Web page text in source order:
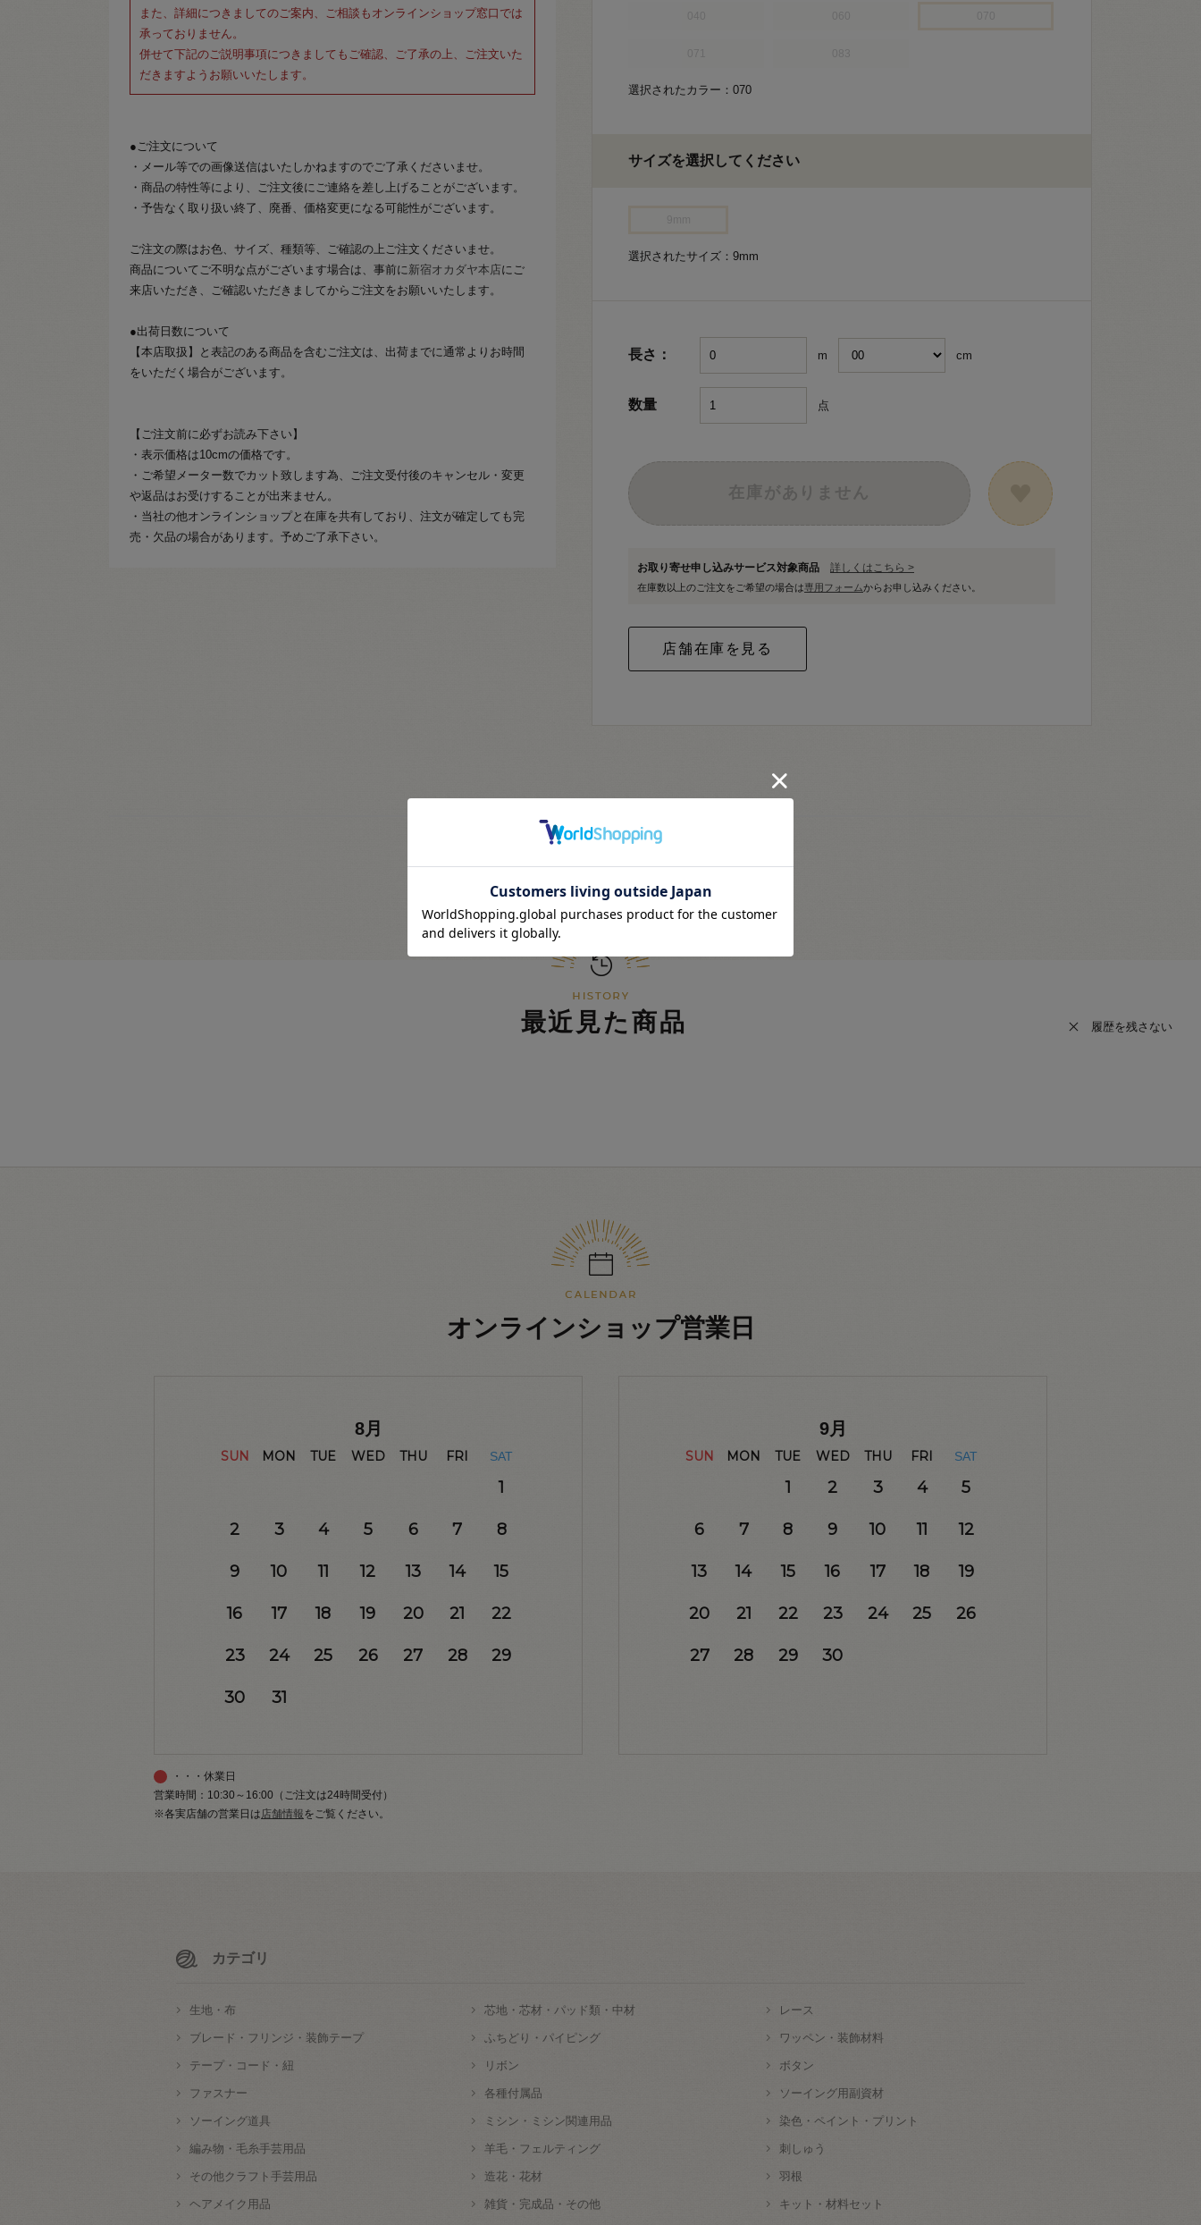
また、詳細につきましてのご案内、ご相談もオンラインショップ窓口では
承っておりません。
併せて下記のご説明事項につきましてもご確認、ご了承の上、ご注文いた
だきますようお願いいたします。
●ご注文について
・メール等での画像送信はいたしかねますのでご了承くださいませ。
・商品の特性等により、ご注文後にご連絡を差し上げることがございます。
・予告なく取り扱い終了、廃番、価格変更になる可能性がございます。
ご注文の際はお色、サイズ、種類等、ご確認の上ご注文くださいませ。
商品についてご不明な点がございます場合は、事前に 新宿オカダヤ本店にご
来店いただき、ご確認いただきましてからご注文をお願いいたします。
●出荷日数について
【本店取扱】と表記のある商品を含むご注文は、出荷までに通常よりお時間
をいただく場合がございます。
【ご注文前に必ずお読み下さい】
・表示価格は10cmの価格です。
・ご希望メーター数でカット致します為、ご注文受付後のキャンセル・変更
や返品はお受けすることが出来ません。
・当社の他オンラインショップと在庫を共有しており、注文が確定しても完
売・欠品の場合があります。予めご了承下さい。
選択されたカラー：070
サイズを選択してください
選択されたサイズ：9mm
長さ： m cm
数量 点
お取り寄せ申し込みサービス対象商品 詳しくはこちら >
在庫数以上のご注文をご希望の場合は専用フォームからお申し込みください。
最近見た商品 履歴を残さない
オンラインショップ営業日
8月
SUN MON TUE WED THU FRI SAT
1
2 3 4 5 6 7 8
9 10 11 12 13 14 15
16 17 18 19 20 21 22
23 24 25 26 27 28 29
30 31
9月
SUN MON TUE WED THU FRI SAT
1 2 3 4 5
6 7 8 9 10 11 12
13 14 15 16 17 18 19
20 21 22 23 24 25 26
27 28 29 30
・・・休業日
営業時間：10:30～16:00（ご注文は24時間受付）
※各実店舗の営業日は店舗情報をご覧ください。
カテゴリ
生地・布 芯地・芯材・パッド類・中材 レース
ブレード・フリンジ・装飾テープ ふちどり・パイピング ワッペン・装飾材料
テープ・コード・紐 リボン ボタン
ファスナー 各種付属品 ソーイング用副資材
ソーイング道具 ミシン・ミシン関連用品 染色・ペイント・プリント
編み物・毛糸手芸用品 羊毛・フェルティング 刺しゅう
その他クラフト手芸用品 造花・花材 羽根
ヘアメイク用品 雑貨・完成品・その他 キット・材料セット